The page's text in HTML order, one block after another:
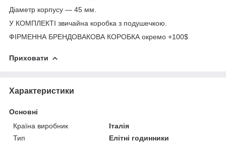
Діаметр корпусу — 45 мм.
У КОМПЛЕКТІ звичайна коробка з подушечкою.
ФІРМЕННА БРЕНДОВАКОВА КОРОБКА окремо +100$
Приховати
Характеристики
Основні
Країна виробник
Італія
Тип
Елітні годинники